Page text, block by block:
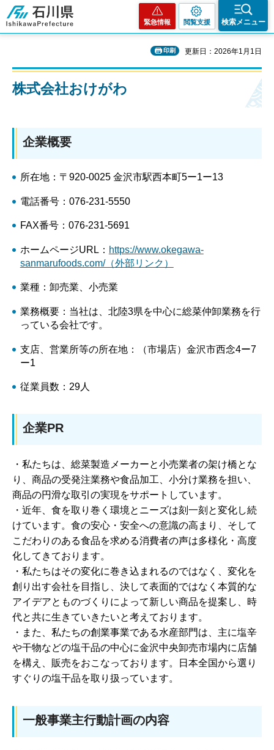
石川県
緊急情報 閲覧支援 検索メニュー
印刷 更新日：2026年1月1日
株式会社おけがわ
企業概要
所在地：〒920-0025 金沢市駅西本町5ー1ー13
電話番号：076-231-5550
FAX番号：076-231-5691
ホームページURL： https://www.okegawa-
sanmarufoods.com/（外部リンク）
業種：卸売業、小売業
業務概要：当社は、北陸3県を中心に総菜仲卸業務を行
っている会社です。
支店、営業所等の所在地：（市場店）金沢市西念4ー7
ー1
従業員数：29人
企業PR
・私たちは、総菜製造メーカーと小売業者の架け橋とな
り、商品の受発注業務や食品加工、小分け業務を担い、
商品の円滑な取引の実現をサポートしています。
・近年、食を取り巻く環境とニーズは刻一刻と変化し続
けています。食の安心・安全への意識の高まり、そして
こだわりのある食品を求める消費者の声は多様化・高度
化してきております。
・私たちはその変化に巻き込まれるのではなく、変化を
創り出す会社を目指し、決して表面的ではなく本質的な
アイデアとものづくりによって新しい商品を提案し、時
代と共に生きていきたいと考えております。
・また、私たちの創業事業である水産部門は、主に塩辛
や干物などの塩干品の中心に金沢中央卸売市場内に店舗
を構え、販売をおこなっております。日本全国から選り
すぐりの塩干品を取り扱っています。
一般事業主行動計画の内容